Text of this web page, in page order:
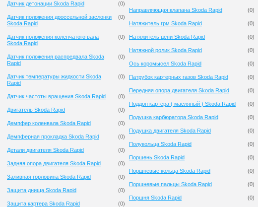
Датчик детонации Skoda Rapid (0)
Датчик положения дроссельной заслонки
Skoda Rapid
(0)
Датчик положения коленчатого вала
Skoda Rapid
(0)
Датчик положения распредвала Skoda
Rapid
(0)
Датчик температуры жидкости Skoda
Rapid
(0)
Датчик частоты вращения Skoda Rapid (0)
Двигатель Skoda Rapid (0)
Демпфер коленвала Skoda Rapid (0)
Демпферная прокладка Skoda Rapid (0)
Детали двигателя Skoda Rapid (0)
Задняя опора двигателя Skoda Rapid (0)
Заливная горловина Skoda Rapid (0)
Защита днища Skoda Rapid (0)
Защита картера Skoda Rapid (0)
Направляющая клапана Skoda Rapid (0)
Натяжитель грм Skoda Rapid (0)
Натяжитель цепи Skoda Rapid (0)
Натяжной ролик Skoda Rapid (0)
Ось коромысел Skoda Rapid (0)
Патрубок картерных газов Skoda Rapid (0)
Передняя опора двигателя Skoda Rapid (0)
Поддон картера ( масляный ) Skoda Rapid (0)
Подушка карбюратора Skoda Rapid (0)
Подушка двигателя Skoda Rapid (0)
Полукольца Skoda Rapid (0)
Поршень Skoda Rapid (0)
Поршневые кольца Skoda Rapid (0)
Поршневые пальцы Skoda Rapid (0)
Поршня Skoda Rapid (0)